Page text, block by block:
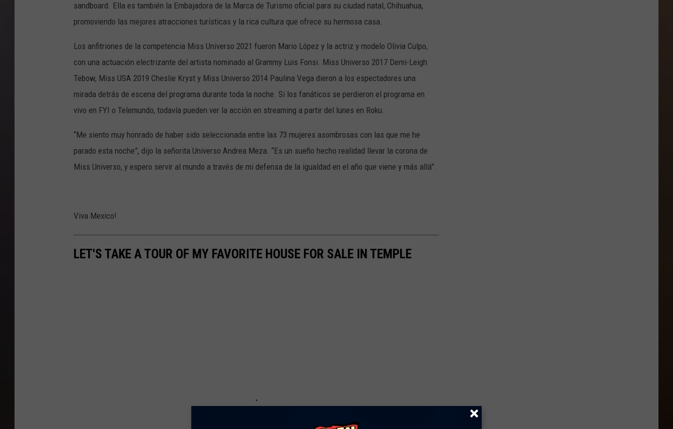
sandboard. Ella es también la Embajadora de la Marca de Turismo oficial para su ciudad natal, Chihuahua,
promoviendo las mejores atracciones turísticas y la rica cultura que ofrece su hermosa casa.
Los anfitriones de la competencia Miss Universo 2021 fueron Mario López y la actriz y modelo Olivia Culpo,
con una actuación electrizante del artista nominado al Grammy Luis Fonsi. Miss Universo 2017 Demi-Leigh
Tebow, Miss USA 2019 Cheslie Kryst y Miss Universo 2014 Paulina Vega dieron a los espectadores una
mirada detrás de escena del programa durante toda la noche. Si los fanáticos se perdieron el programa en
vivo en FYI o Telemundo, todavía pueden ver la acción en streaming a partir del lunes en Roku.
“Me siento muy honrado de haber sido seleccionada entre las 73 mujeres asombrosas con las que me he
parado esta noche”, dijo la señorita Universo Andrea Meza. “Es un sueño hecho realidad llevar la corona de
Miss Universo, y espero servir al mundo a través de mi defensa de la igualdad en el año que viene y más allá”.
Viva Mexico!
LET'S TAKE A TOUR OF MY FAVORITE HOUSE FOR SALE IN TEMPLE